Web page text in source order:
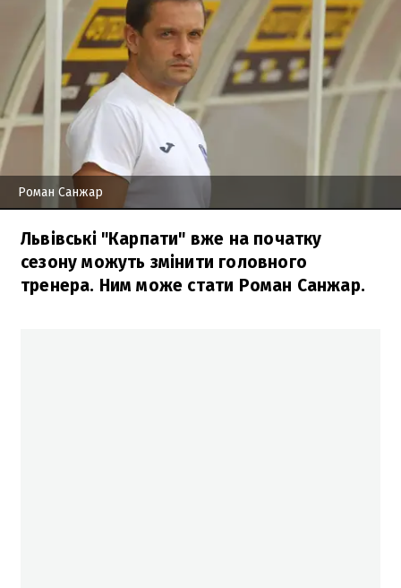
Роман Санжар
Львівські "Карпати" вже на початку
сезону можуть змінити головного
тренера. Ним може стати Роман Санжар.